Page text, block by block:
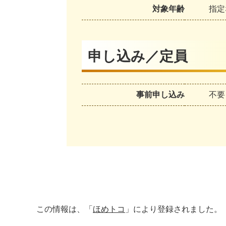
対象年齢 指
申し込み／定員
事前申し込み 不要
この情報は、「 ほめトコ 」により登録されました。